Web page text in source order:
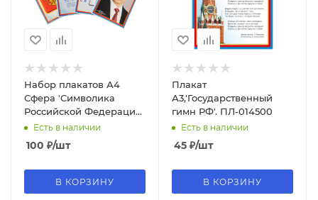
Набор плакатов А4
Сфера 'Символика
Российской Федерации'
(герб, гимн, флаг,
президент),7153
Есть в наличии
100 ₽/шт
В КОРЗИНУ
Плакат
А3,'Государственный
гимн РФ'. ПЛ-014500
Есть в наличии
45 ₽/шт
В КОРЗИНУ